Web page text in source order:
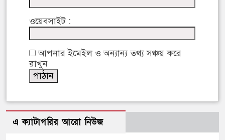
ওয়েবসাইট :
আপনার ইমেইল ও অন্যান্য তথ্য সঞ্চয় করে
রাখুন
এ ক্যাটাগরির আরো নিউজ